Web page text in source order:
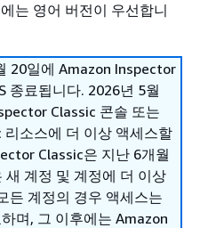
는 영어 버전이 우선합니
20일에 Amazon Inspector
종료됩니다. 2026년 5월
Classic 콘솔 또는
소스에 더 이상 액세스할
Classic은 지난 6개월
계정 및 계정에 더 이상
든 계정의 경우 액세스는
며, 그 이후에는 Amazon